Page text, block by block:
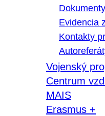
Evidencia
Kontakty
Vojenský
Centrum
MAIS
Erasmus +